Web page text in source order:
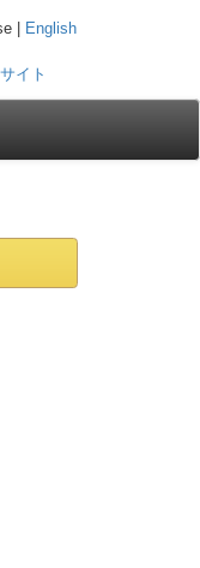
| English
イト